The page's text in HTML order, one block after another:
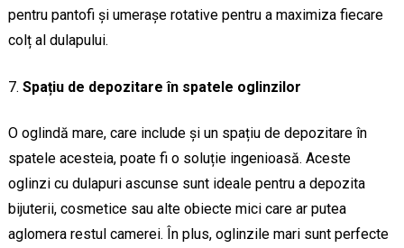
pentru pantofi și umerașe rotative pentru a maximiza fiecare
colț al dulapului.
Spațiu de depozitare în spatele oglinzilor
O oglindă mare, care include și un spațiu de depozitare în
spatele acesteia, poate fi o soluție ingenioasă. Aceste
oglinzi cu dulapuri ascunse sunt ideale pentru a depozita
bijuterii, cosmetice sau alte obiecte mici care ar putea
aglomera restul camerei. În plus, oglinzile mari sunt perfecte